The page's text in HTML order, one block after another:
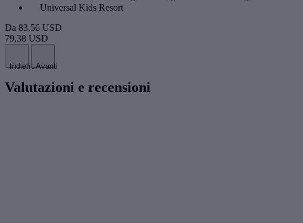
Universal Kids Resort
Da 83,56 USD
79,38 USD
IndietroAvanti
Valutazioni e recensioni